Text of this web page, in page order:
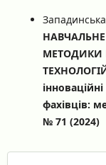
Западинська
МЕТОДИКИ
фахівців:
№ 71 (2024)